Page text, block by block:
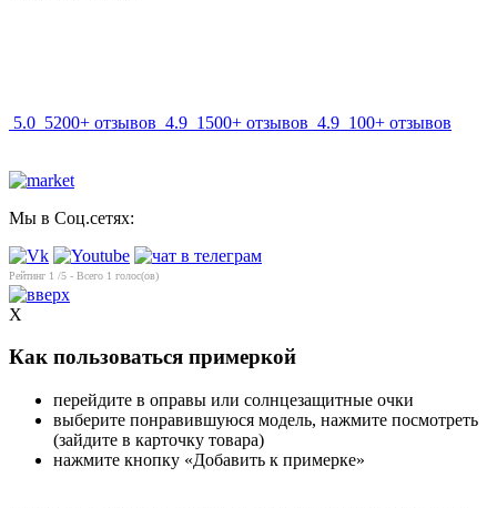
5.0 5200+ отзывов 4.9 1500+ отзывов 4.9 100+ отзывов
Мы в Соц.сетях:
Рейтинг 1 /5 - Всего 1 голос(ов)
X
Как пользоваться примеркой
перейдите в оправы или солнцезащитные очки
выберите понравившуюся модель, нажмите посмотреть
(зайдите в карточку товара)
нажмите кнопку «Добавить к примерке»